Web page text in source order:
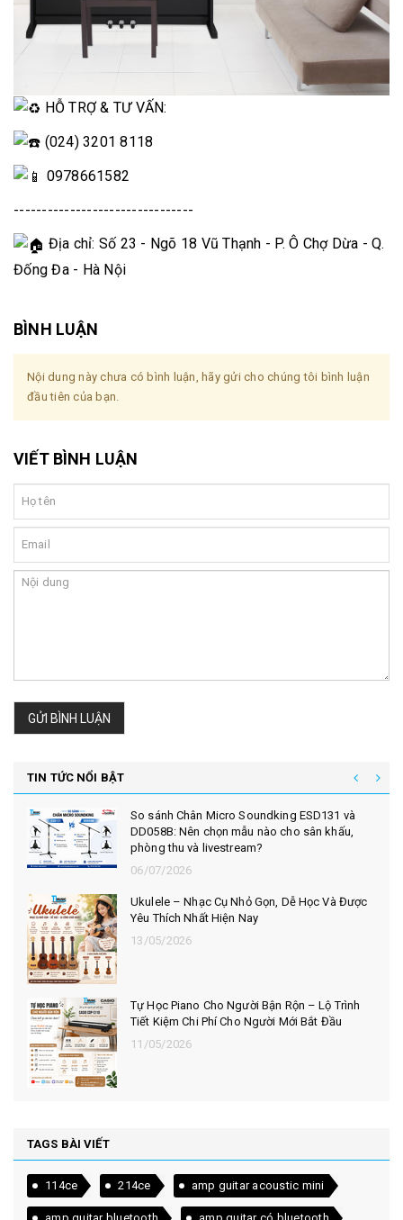
HỖ TRỢ & TƯ VẤN:
(024) 3201 8118
0978661582
--------------------------------
Địa chỉ: Số 23 - Ngõ 18 Vũ Thạnh - P. Ô Chợ Dừa - Q.
Đống Đa - Hà Nội
BÌNH LUẬN
Nội dung này chưa có bình luận, hãy gửi cho chúng tôi bình luận
đầu tiên của bạn.
VIẾT BÌNH LUẬN
GỬI BÌNH LUẬN
TIN TỨC NỔI BẬT
So sánh Chân Micro Soundking ESD131 và
DD058B: Nên chọn mẫu nào cho sân khấu,
phòng thu và livestream?
06/07/2026
Ukulele – Nhạc Cụ Nhỏ Gọn, Dễ Học Và Được
Yêu Thích Nhất Hiện Nay
13/05/2026
Tự Học Piano Cho Người Bận Rộn – Lộ Trình
Tiết Kiệm Chi Phí Cho Người Mới Bắt Đầu
11/05/2026
TAGS BÀI VIẾT
114ce 214ce amp guitar acoustic mini